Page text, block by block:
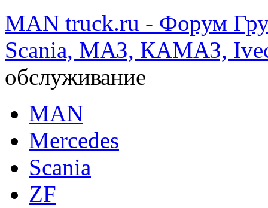
MAN truck.ru - Форум
Scania, МАЗ, КАМАЗ,
обслуживание
MAN
Mercedes
Scania
ZF